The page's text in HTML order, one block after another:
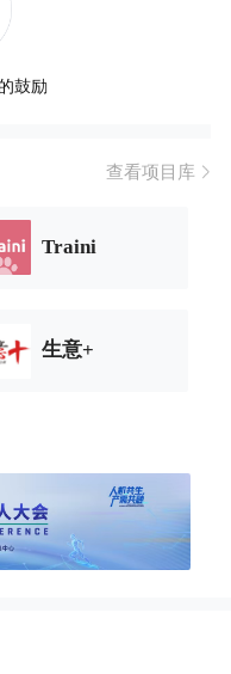
鼓励
查看项目库
Traini
生意+